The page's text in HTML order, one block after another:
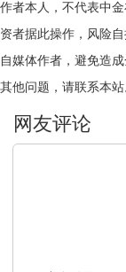
作者本人，不代表中
资者据此操作，风险
自媒体作者，避免造
其他问题，请联系本站